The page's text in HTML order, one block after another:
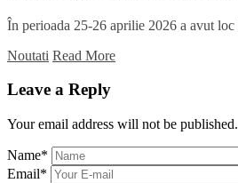
În perioada 25-26 aprilie 2026 a avut
Noutati Read More
Leave a Reply
Your email address will not be published.
Name*
Email*